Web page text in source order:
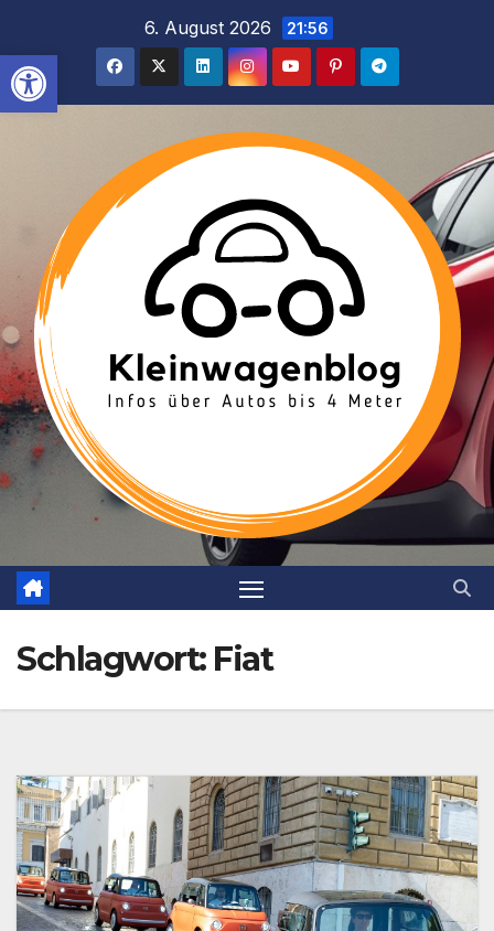
Werkzeugleiste öffnen
springen
6. August 2026 21:56
Schlagwort: Fiat